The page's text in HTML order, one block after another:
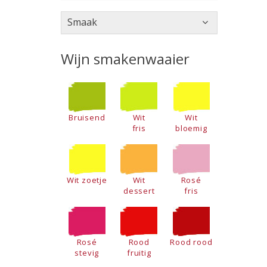
Smaak
Wijn smakenwaaier
Bruisend
Wit
fris
Wit
bloemig
Wit zoetje
Wit
dessert
Rosé
fris
Rosé
stevig
Rood
fruitig
Rood rood